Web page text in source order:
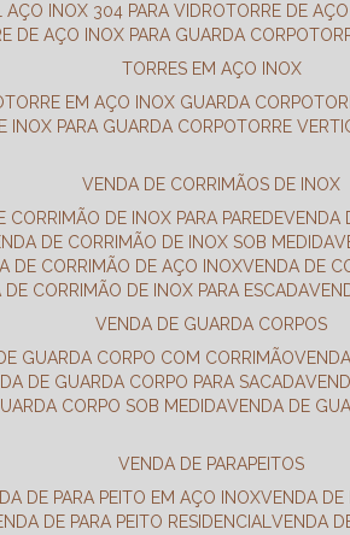
AÇO INOX 304 PARA VIDRO TORRE DE
DE AÇO INOX PARA GUARDA CORPO
TORRES EM AÇO INOX
TORRE EM AÇO INOX GUARDA CORPO
INOX PARA GUARDA CORPO TORRE
VENDA DE CORRIMÃOS DE INOX
CORRIMÃO DE INOX PARA PAREDE
DE CORRIMÃO DE INOX SOB MEDIDA
DE CORRIMÃO DE AÇO INOX
VENDA DE
DE CORRIMÃO DE INOX PARA ESCADA
VENDA DE GUARDA CORPOS
DE GUARDA CORPO COM CORRIMÃO
DE GUARDA CORPO PARA SACADA
CORPO SOB MEDIDA VENDA DE
VENDA DE PARAPEITOS
DE PARA PEITO EM AÇO INOX VENDA
DE PARA PEITO RESIDENCIAL
VENDA